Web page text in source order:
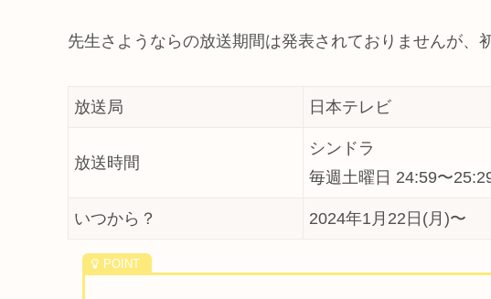
先生さようならの放送期間は発表されておりませんが、
放送局 日本テレビ
放送時間
シンドラ
毎週土曜日 24:59〜
いつから？ 2024年1月22日(月)〜